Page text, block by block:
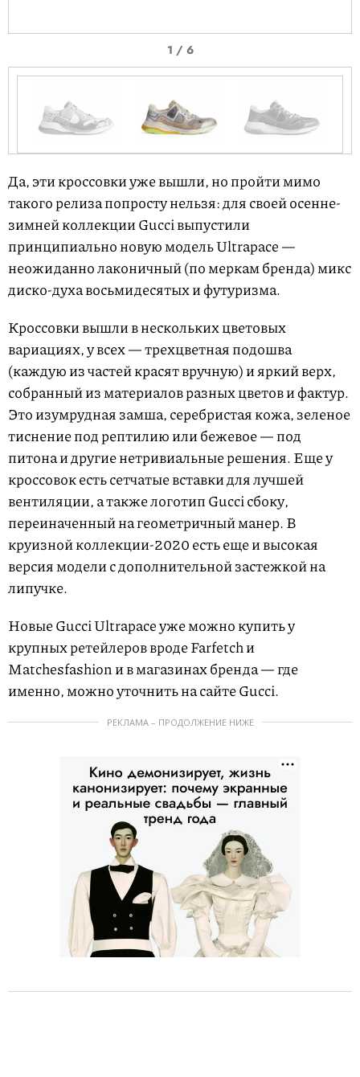
t
o
f
6
1 / 6
I
e
m
1
o
f
Да, эти кроссовки уже вышли, но пройти мимо
такого релиза попросту нельзя: для своей осенне-
зимней коллекции Gucci выпустили
принципиально новую модель Ultrapace —
неожиданно лаконичный (по меркам бренда) микс
диско-духа восьмидесятых и футуризма.
Кроссовки вышли в нескольких цветовых
вариациях, у всех — трехцветная подошва
(каждую из частей красят вручную) и яркий верх,
собранный из материалов разных цветов и фактур.
Это изумрудная замша, серебристая кожа, зеленое
тиснение под рептилию или бежевое — под
питона и другие нетривиальные решения. Еще у
кроссовок есть сетчатые вставки для лучшей
вентиляции, а также логотип Gucci сбоку,
переиначенный на геометричный манер. В
круизной коллекции-2020 есть еще и высокая
версия модели с дополнительной застежкой на
липучке.
Новые Gucci Ultrapace уже можно купить у
крупных ретейлеров вроде Farfetch и
Matchesfashion и в магазинах бренда — где
именно, можно уточнить на сайте Gucci.
РЕКЛАМА – ПРОДОЛЖЕНИЕ НИЖЕ